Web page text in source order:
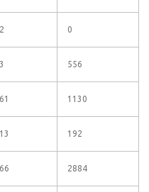
0
556
1130
192
2884